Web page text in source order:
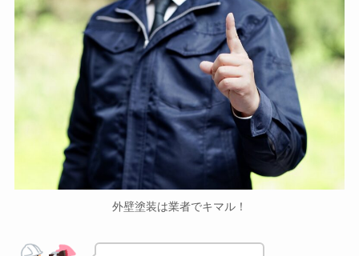
外壁塗装は業者でキマル！